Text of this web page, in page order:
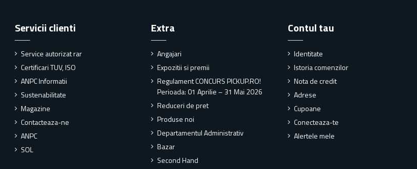
Servicii clienti
Service autorizat rar
Certificari TUV, ISO
ANPC Informatii
Sustenabilitate
Magazine
Contacteaza-ne
ANPC
SOL
Extra
Angajari
Expozitii si premii
Regulament CONCURS PICKUP.RO!
Perioada: 01 Aprilie – 31 Mai 2026
Reduceri de pret
Produse noi
Departamentul Administrativ
Bazar
Second Hand
Contul tau
Identitate
Istoria comenzilor
Nota de credit
Adrese
Cupoane
Conecteaza-te
Alertele mele